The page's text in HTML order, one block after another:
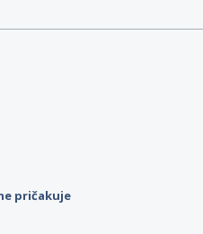
pričakuje